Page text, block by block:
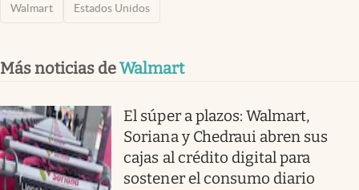
Walmart Estados Unidos
Más noticias deWalmart
El súper a plazos: Walmart,
Soriana y Chedraui abren sus
cajas al crédito digital para
sostener el consumo diario